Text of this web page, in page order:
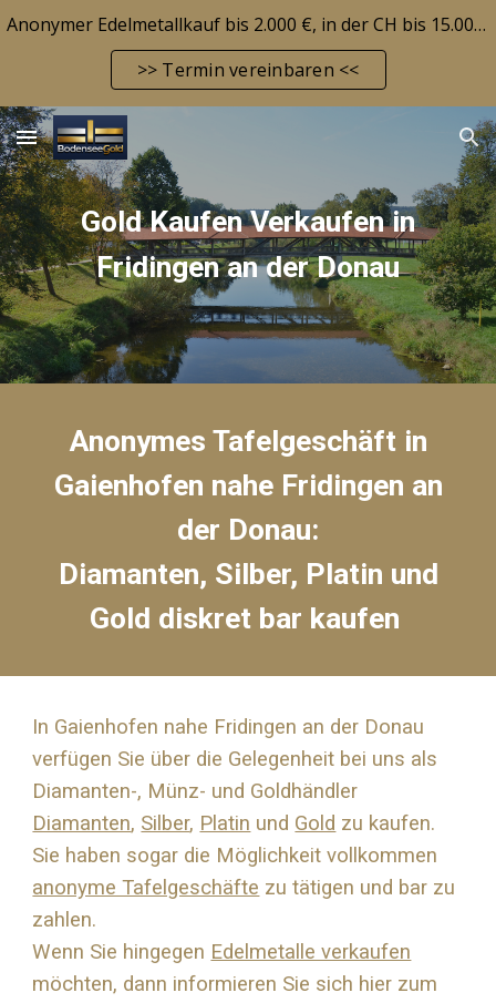
Skip to main content
Anonymer Edelmetallkauf bis 2.000 €, in der CH bis 15.000 CHF! Edelmetallbarrendepot möglich! Aktuelle Marktlage siehe FAQ-Seite!
>> Termin vereinbaren <<
Gold Kaufen Verkaufenin
Fridingen an der Donau
Anonymes Tafelgeschäft in
Gaienhofen nahe Fridingen an
der Donau:
Diamanten, Silber, Platin und
Gold diskret bar kaufen
In Gaienhofen nahe Fridingen an der Donau
verfügen Sie über die Gelegenheit bei uns als
Diamanten-, Münz- und Goldhändler
Diamanten, Silber, Platin und Gold zu kaufen.
Sie haben sogar die Möglichkeit vollkommen
anonyme Tafelgeschäfte zu tätigen und bar zu
zahlen.
Wenn Sie hingegen Edelmetalle verkaufen
möchten, dann informieren Sie sich hier zum